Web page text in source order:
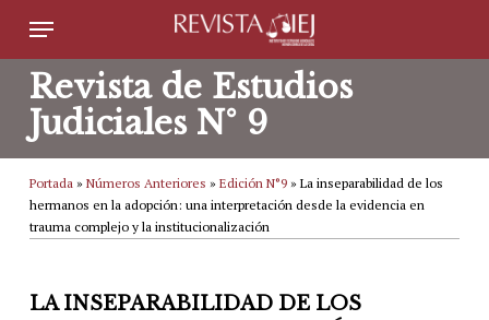
Skip
to
main
content
Menu
Revista de Estudios
Judiciales N° 9
Portada »Números Anteriores »Edición N°9 »La inseparabilidad de los
hermanos en la adopción: una interpretación desde la evidencia en
trauma complejo y la institucionalización
LA INSEPARABILIDAD DE LOS